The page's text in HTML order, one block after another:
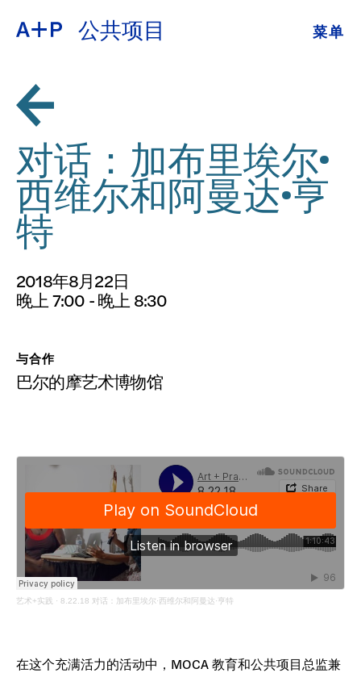
公共项目 菜单
教育
培养青年
展览
公共项目
档案
捐
ESPAÑOL
普通话
日本語
对话：加布里埃尔·
西维尔和阿曼达·亨
特
2018年8月22日
晚上 7:00 - 晚上 8:30
与合作
巴尔的摩艺术博物馆
艺术+实践 · 8.22.18 对话：加布里埃尔·西维尔和阿曼达·亨特
在这个充满活力的活动中，MOCA 教育和公共项目总监兼